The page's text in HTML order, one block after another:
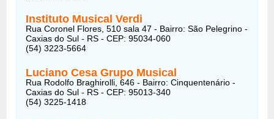
Instituto Musical Verdi
Rua Coronel Flores, 510 sala 47 - Bairro: São Pelegrino -
Caxias do Sul - RS - CEP: 95034-060
(54) 3223-5664
Luciano Cesa Grupo Musical
Rua Rodolfo Braghirolli, 646 - Bairro: Cinquentenário -
Caxias do Sul - RS - CEP: 95013-340
(54) 3225-1418